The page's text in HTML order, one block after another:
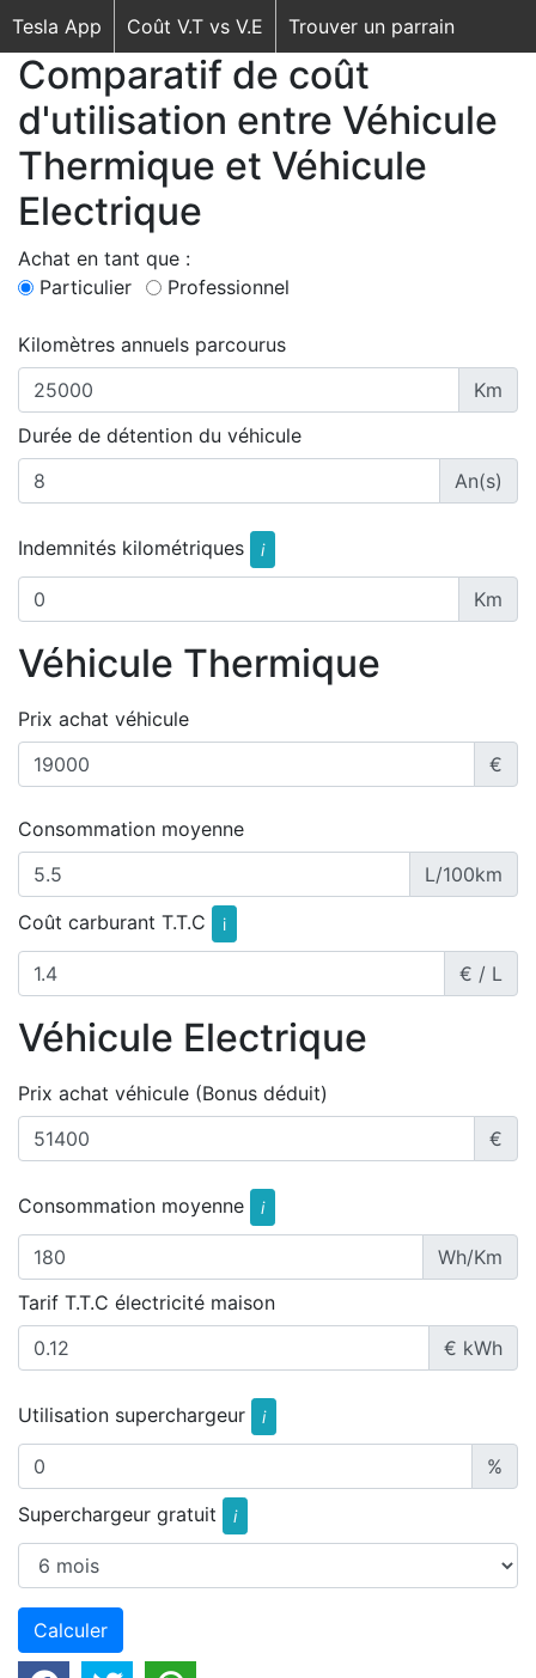
Tesla App Coût V.T vs V.E Trouver un parrain
Comparatif de coût
d'utilisation entre Véhicule
Thermique et Véhicule
Electrique
Achat en tant que :
Particulier
Professionnel
Kilomètres annuels parcourus
Km
Durée de détention du véhicule
An(s)
Indemnités kilométriques i
Km
Véhicule Thermique
Prix achat véhicule
€
Consommation moyenne
L/100km
Coût carburant T.T.C
i
€ / L
Véhicule Electrique
Prix achat véhicule (Bonus déduit)
€
Consommation moyenne i
Wh/Km
Tarif T.T.C électricité maison
€ kWh
Utilisation superchargeur i
%
Superchargeur gratuit
i